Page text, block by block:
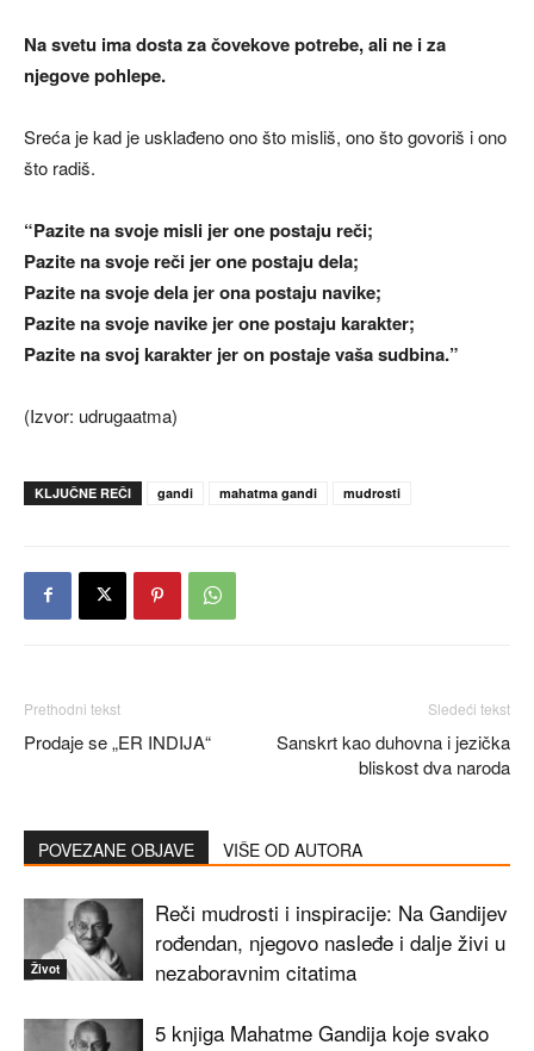
Na svetu ima dosta za čovekove potrebe, ali ne i za
njegove pohlepe.
Sreća je kad je usklađeno ono što misliš, ono što govoriš i ono
što radiš.
“Pazite na svoje misli jer one postaju reči;
Pazite na svoje reči jer one postaju dela;
Pazite na svoje dela jer ona postaju navike;
Pazite na svoje navike jer one postaju karakter;
Pazite na svoj karakter jer on postaje vaša sudbina.”
(Izvor: udrugaatma)
KLJUČNE REČI gandi mahatma gandi mudrosti
Prethodni tekst
Prodaje se „ER INDIJA“
Sledeći tekst
Sanskrt kao duhovna i jezička
bliskost dva naroda
POVEZANE OBJAVE VIŠE OD AUTORA
Život
Reči mudrosti i inspiracije: Na Gandijev
rođendan, njegovo nasleđe i dalje živi u
nezaboravnim citatima
5 knjiga Mahatme Gandija koje svako